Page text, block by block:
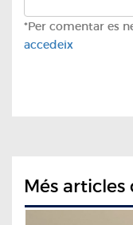
*Per comentar es
accedeix
Més